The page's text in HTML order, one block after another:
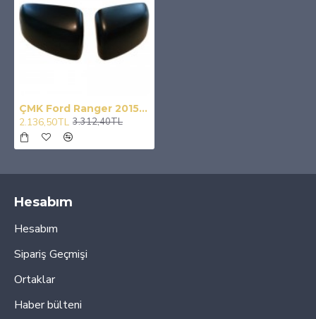
ÇMK Ford Ranger 2015-2018 Mat Siyah Ayna Kapağı
2.136,50TL 3.312,40TL
Hesabım
Hesabım
Sipariş Geçmişi
Ortaklar
Haber bülteni